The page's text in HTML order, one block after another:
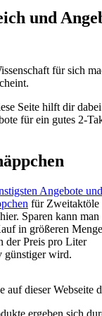
und
für sich
Seite hilft dir
für ein gutes 2-
Angebote und
für Zweitaktöle
Sparen kann man
in größeren
der Preis pro Liter
günstiger wird.
dieser Webseite